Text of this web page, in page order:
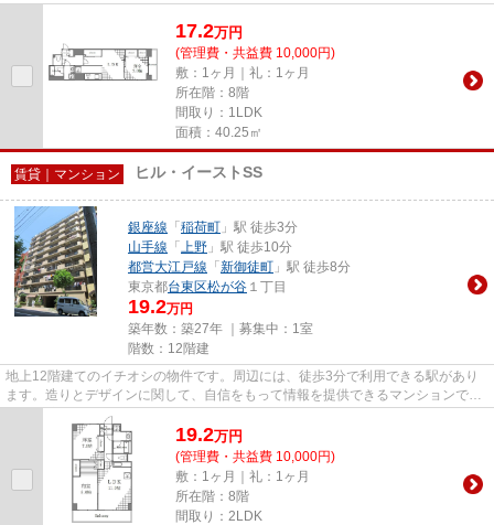
17.2万円
(管理費・共益費 10,000円)
敷：1ヶ月｜礼：1ヶ月
所在階：8階
間取り：1LDK
面積：40.25㎡
賃貸｜マンション ヒル・イーストSS
銀座線 「 稲荷町 」駅 徒歩3分
山手線 「 上野 」駅 徒歩10分
都営大江戸線 「 新御徒町 」駅 徒歩8分
東京都台東区松が谷 １丁目
19.2万円
築年数：築27年 ｜募集中： 1室
階数：12階建
地上12階建てのイチオシの物件です。周辺には、徒歩3分で利用できる駅があり
ます。造りとデザインに関して、自信をもって情報を提供できるマンションで
す。外壁にはタイルが張られてあ...
19.2万円
(管理費・共益費 10,000円)
敷：1ヶ月｜礼：1ヶ月
所在階：8階
間取り：2LDK